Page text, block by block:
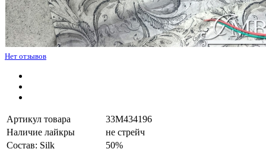
Нет отзывов
Артикул товара
33M434196
Наличие лайкры
не стрейч
Состав: Silk
50%